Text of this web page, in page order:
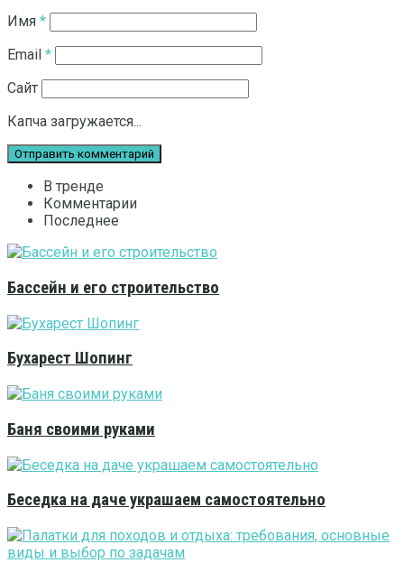
Имя *
Email *
Сайт
Капча загружается...
В тренде
Комментарии
Последнее
Бассейн и его строительство
Бухарест Шопинг
Баня своими руками
Беседка на даче украшаем самостоятельно